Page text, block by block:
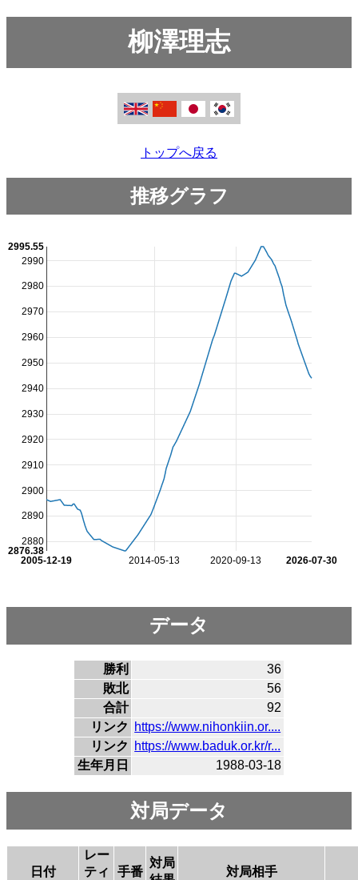
柳澤理志
トップへ戻る
推移グラフ
2014-05-13 2020-09-13
2005-12-19 2026-07-30
2880
2890
2900
2910
2920
2930
2940
2950
2960
2970
2980
2990
2876.38
2995.55
データ
勝利
36
敗北
56
合計
92
リンク
https://www.nihonkiin.or....
リンク
https://www.baduk.or.kr/r...
生年月日
1988-03-18
対局データ
日付
レー
ティ
手番
対局
対局相手